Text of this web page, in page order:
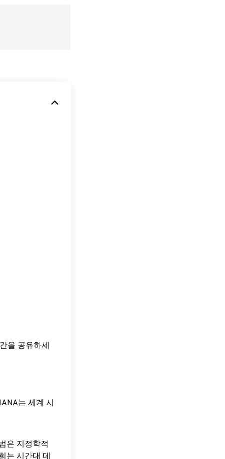
을 공유하세
는 세계 시
은 지정학적
는 시간대 데